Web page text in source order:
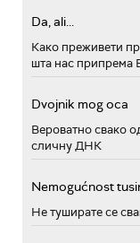
Da, ali...
Како преживети
шта нас припрема
Dvojnik mog oca
Вероватно свако
сличну ДНК
Nemogućnost
Не туширате се